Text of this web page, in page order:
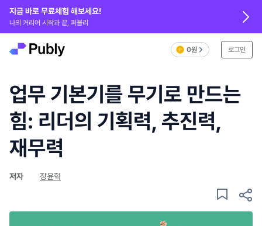
지금 바로 무료체험 해보세요!
나의 커리어 시작과 끝, 퍼블리
0원 로그인
업무 기본기를 무기로 만드는
힘: 리더의 기획력, 추진력,
재무력
저자 장윤혁